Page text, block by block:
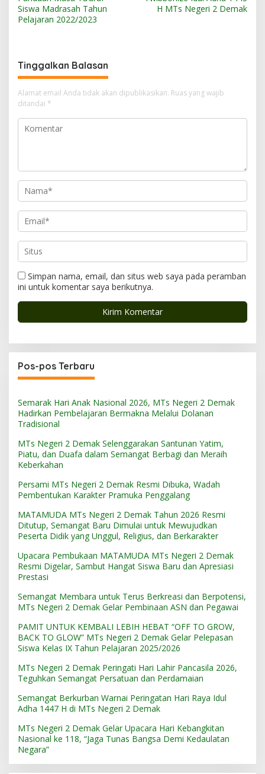
a
v
g
a
s
i
p
Siswa Madrasah Tahun
Pelajaran 2022/2023
H MTs Negeri 2 Demak
Tinggalkan Balasan
Alamat email Anda tidak akan dipublikasikan. Ruas yang wajib
ditandai *
Simpan nama, email, dan situs web saya pada peramban
ini untuk komentar saya berikutnya.
Pos-pos Terbaru
Semarak Hari Anak Nasional 2026, MTs Negeri 2 Demak
Hadirkan Pembelajaran Bermakna Melalui Dolanan
Tradisional
MTs Negeri 2 Demak Selenggarakan Santunan Yatim,
Piatu, dan Duafa dalam Semangat Berbagi dan Meraih
Keberkahan
Persami MTs Negeri 2 Demak Resmi Dibuka, Wadah
Pembentukan Karakter Pramuka Penggalang
MATAMUDA MTs Negeri 2 Demak Tahun 2026 Resmi
Ditutup, Semangat Baru Dimulai untuk Mewujudkan
Peserta Didik yang Unggul, Religius, dan Berkarakter
Upacara Pembukaan MATAMUDA MTs Negeri 2 Demak
Resmi Digelar, Sambut Hangat Siswa Baru dan Apresiasi
Prestasi
Semangat Membara untuk Terus Berkreasi dan Berpotensi,
MTs Negeri 2 Demak Gelar Pembinaan ASN dan Pegawai
PAMIT UNTUK KEMBALI LEBIH HEBAT “OFF TO GROW,
BACK TO GLOW” MTs Negeri 2 Demak Gelar Pelepasan
Siswa Kelas IX Tahun Pelajaran 2025/2026
MTs Negeri 2 Demak Peringati Hari Lahir Pancasila 2026,
Teguhkan Semangat Persatuan dan Perdamaian
Semangat Berkurban Warnai Peringatan Hari Raya Idul
Adha 1447 H di MTs Negeri 2 Demak
MTs Negeri 2 Demak Gelar Upacara Hari Kebangkitan
Nasional ke 118, “Jaga Tunas Bangsa Demi Kedaulatan
Negara”